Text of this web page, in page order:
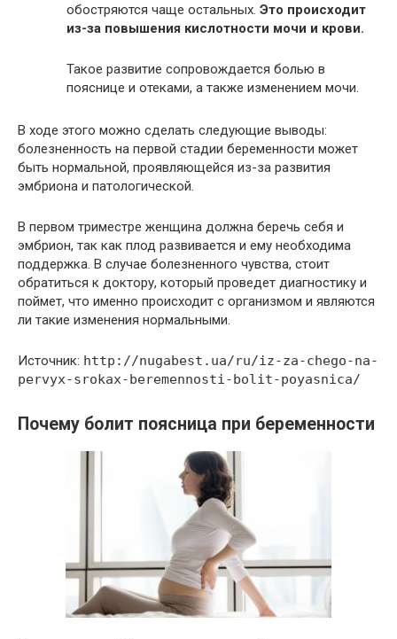
обостряются чаще остальных. Это происходит
из-за повышения кислотности мочи и крови.
Такое развитие сопровождается болью в
пояснице и отеками, а также изменением мочи.
В ходе этого можно сделать следующие выводы:
болезненность на первой стадии беременности может
быть нормальной, проявляющейся из-за развития
эмбриона и патологической.
В первом триместре женщина должна беречь себя и
эмбрион, так как плод развивается и ему необходима
поддержка. В случае болезненного чувства, стоит
обратиться к доктору, который проведет диагностику и
поймет, что именно происходит с организмом и являются
ли такие изменения нормальными.
Источник: http://nugabest.ua/ru/iz-za-chego-na-
pervyx-srokax-beremennosti-bolit-poyasnica/
Почему болит поясница при беременности